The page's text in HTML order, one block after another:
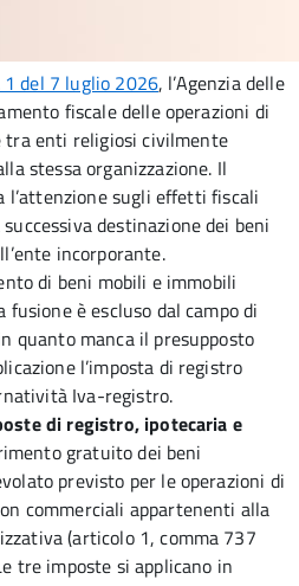
del 7 luglio 2026, l’Agenzia delle
fiscale delle operazioni di
tra enti religiosi civilmente
stessa organizzazione. Il
sugli effetti fiscali
destinazione dei beni
incorporante.
di beni mobili e immobili
è escluso dal campo di
quanto manca il presupposto
l’imposta di registro
Iva-registro.
di registro, ipotecaria e
gratuito dei beni
previsto per le operazioni di
commerciali appartenenti alla
(articolo 1, comma 737
tre imposte si applicano in